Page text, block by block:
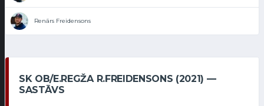
Renārs Freidensons
SK OB/E.REGŽA R.FREIDENSONS (2021) —
SASTĀVS